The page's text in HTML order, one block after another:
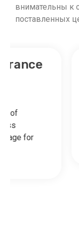
внимательны к
поставленных
demo für